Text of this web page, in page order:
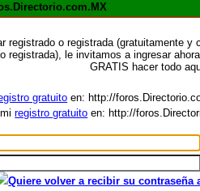
registrado o registrada (gratuitamente
registrada), le invitamos a ingresar
GRATIS hacer todo
gratuito en: http://
miregistro gratuito en: http://
Quiere volver a recibir su